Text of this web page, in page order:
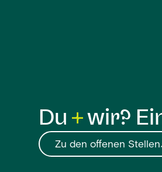
Du wir?
Zu den offenen Stellen